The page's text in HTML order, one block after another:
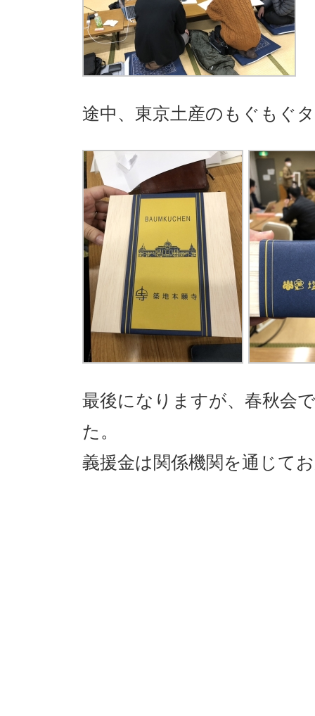
途中、東京土産のもぐもぐ
最後になりますが、春秋会
た。
義援金は関係機関を通じて